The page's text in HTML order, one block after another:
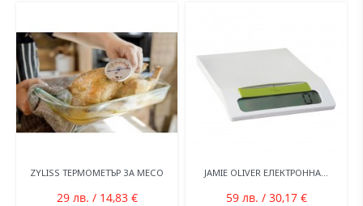
ZYLISS ТЕРМОМЕТЪР ЗА МЕСО
29 лв. / 14,83 €
JAMIE OLIVER ЕЛЕКТРОННА...
59 лв. / 30,17 €